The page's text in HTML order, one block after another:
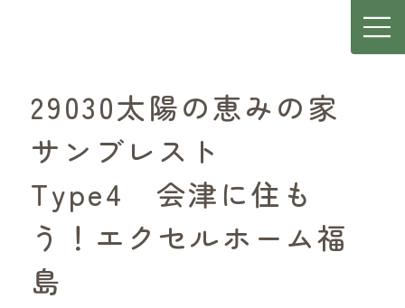
29030太陽の恵みの家
サンブレスト
Type4 会津に住も
う！エクセルホーム福
島